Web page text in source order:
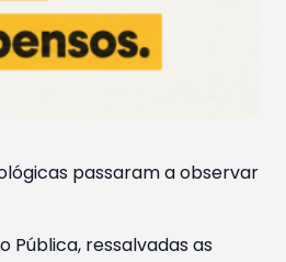
passaram a observar
Pública, ressalvadas as